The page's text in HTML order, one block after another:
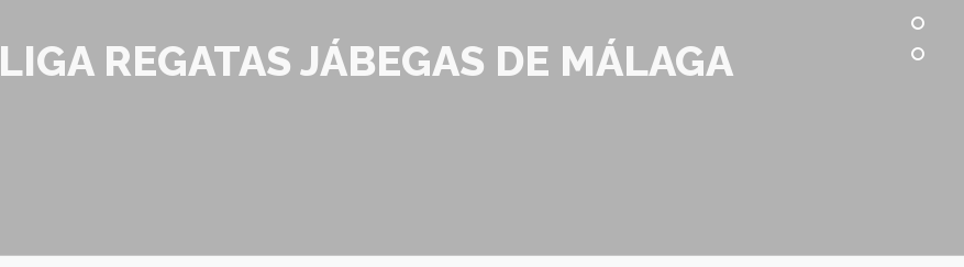
LIGA REGATAS JÁBEGAS DE MÁLAGA